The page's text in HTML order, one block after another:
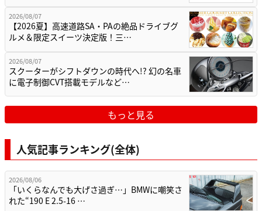
2026/08/07
【2026夏】高速道路SA・PAの絶品ドライブグ
ルメ＆限定スイーツ決定版！三…
2026/08/07
スクーターがシフトダウンの時代へ!? 幻の名車
に電子制御CVT搭載モデルなど…
もっと見る
人気記事ランキング(全体)
2026/08/06
「いくらなんでも大げさ過ぎ…」BMWに嘲笑さ
れた“190 E 2.5-16 …